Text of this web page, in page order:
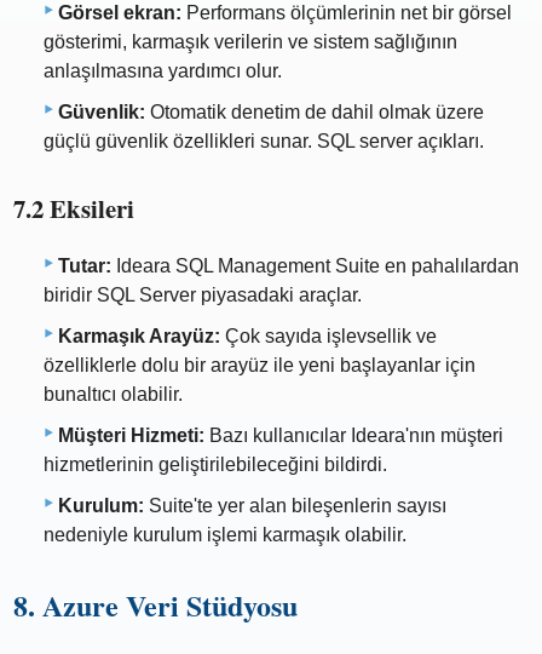
Görsel ekran: Performans ölçümlerinin net bir görsel
gösterimi, karmaşık verilerin ve sistem sağlığının
anlaşılmasına yardımcı olur.
Güvenlik: Otomatik denetim de dahil olmak üzere
güçlü güvenlik özellikleri sunar. SQL server açıkları.
7.2 Eksileri
Tutar: Ideara SQL Management Suite en pahalılardan
biridir SQL Server piyasadaki araçlar.
Karmaşık Arayüz: Çok sayıda işlevsellik ve
özelliklerle dolu bir arayüz ile yeni başlayanlar için
bunaltıcı olabilir.
Müşteri Hizmeti: Bazı kullanıcılar Ideara'nın müşteri
hizmetlerinin geliştirilebileceğini bildirdi.
Kurulum: Suite'te yer alan bileşenlerin sayısı
nedeniyle kurulum işlemi karmaşık olabilir.
8. Azure Veri Stüdyosu